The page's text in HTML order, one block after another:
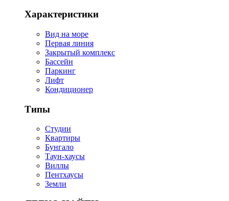
Характеристики
Вид на море
Первая линия
Закрытый комплекс
Бассейн
Паркинг
Лифт
Кондиционер
Типы
Студии
Квартиры
Бунгало
Таун-хаусы
Виллы
Пентхаусы
Земли